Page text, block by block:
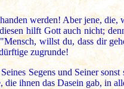
werden! Aber jene, die,
hilft Gott auch nicht;
willst du, dass dir
zugrunde!
Segens und Seiner
die ihnen das Dasein gab, in